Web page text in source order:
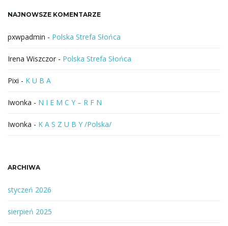
z
NAJNOWSZE KOMENTARZE
pxwpadmin - Polska Strefa Słońca
Irena Wiszczor - Polska Strefa Słońca
Pixi - K U B A
Iwonka - N I E M C Y – R F N
Iwonka - K A S Z U B Y /Polska/
ARCHIWA
styczeń 2026
sierpień 2025